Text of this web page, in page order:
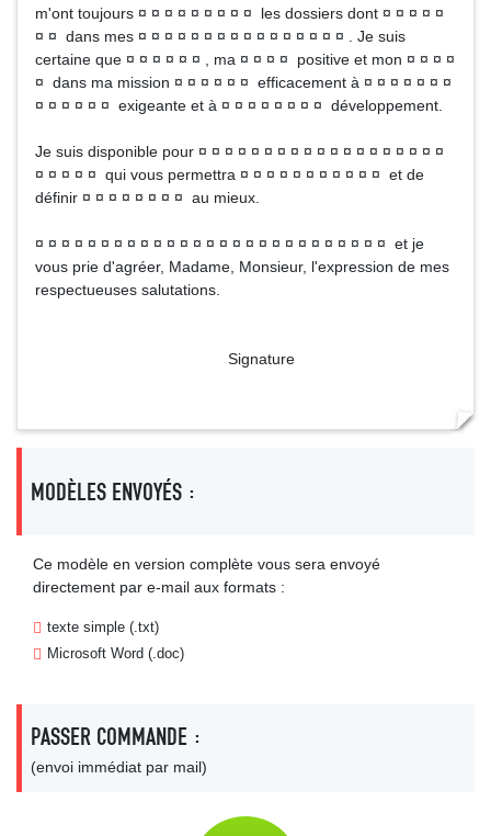
m'ont toujours ¤ ¤ ¤ ¤ ¤ ¤ ¤ ¤ ¤ les dossiers dont ¤ ¤ ¤ ¤ ¤
¤ ¤ dans mes ¤ ¤ ¤ ¤ ¤ ¤ ¤ ¤ ¤ ¤ ¤ ¤ ¤ ¤ ¤ ¤ . Je suis
certaine que ¤ ¤ ¤ ¤ ¤ ¤ , ma ¤ ¤ ¤ ¤ positive et mon ¤ ¤ ¤ ¤
¤ dans ma mission ¤ ¤ ¤ ¤ ¤ ¤ efficacement à ¤ ¤ ¤ ¤ ¤ ¤ ¤
¤ ¤ ¤ ¤ ¤ ¤ exigeante et à ¤ ¤ ¤ ¤ ¤ ¤ ¤ ¤ développement.
Je suis disponible pour ¤ ¤ ¤ ¤ ¤ ¤ ¤ ¤ ¤ ¤ ¤ ¤ ¤ ¤ ¤ ¤ ¤ ¤ ¤
¤ ¤ ¤ ¤ ¤ qui vous permettra ¤ ¤ ¤ ¤ ¤ ¤ ¤ ¤ ¤ ¤ ¤ et de
définir ¤ ¤ ¤ ¤ ¤ ¤ ¤ ¤ au mieux.
¤ ¤ ¤ ¤ ¤ ¤ ¤ ¤ ¤ ¤ ¤ ¤ ¤ ¤ ¤ ¤ ¤ ¤ ¤ ¤ ¤ ¤ ¤ ¤ ¤ ¤ ¤ et je
vous prie d'agréer, Madame, Monsieur, l'expression de mes
respectueuses salutations.
Signature
MODÈLES ENVOYÉS :
Ce modèle en version complète vous sera envoyé
directement par e-mail aux formats :
texte simple (.txt)
Microsoft Word (.doc)
PASSER COMMANDE :
(envoi immédiat par mail)